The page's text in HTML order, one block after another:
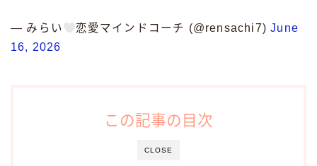
— みらい 恋愛マインドコーチ (@rensachi7)June
16, 2026
CLOSE
この記事の目次